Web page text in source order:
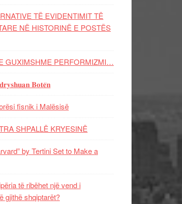
TË EVIDENTIMIT TË
NË HISTORINË E POSTËS
GUXIMSHME PERFORMIZMI…
𝐁𝐨𝐭𝐞̈𝐧
fisnik i Malësisë
SHPALLË KRYESINË
by Tertini Set to Make a
të ribëhet një vend i
gjithë shqiptarët?